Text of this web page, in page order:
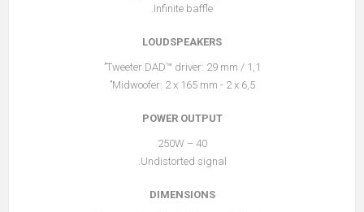
Infinite baffle.
LOUDSPEAKERS
Tweeter DAD™ driver: 29 mm / 1,1’’
Midwoofer: 2 x 165 mm - 2 x 6,5’’
POWER OUTPUT
40 – 250W
Undistorted signal.
DIMENSIONS